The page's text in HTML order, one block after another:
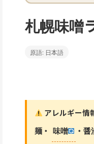
札幌味噌
原語: 日本語
アレルギー情
麺・ 味噌 ・